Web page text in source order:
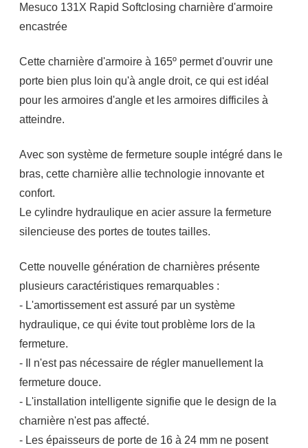
Mesuco 131X Rapid Softclosing charnière d'armoire
encastrée
Cette charnière d'armoire à 165º permet d'ouvrir une
porte bien plus loin qu'à angle droit, ce qui est idéal
pour les armoires d'angle et les armoires difficiles à
atteindre.
Avec son système de fermeture souple intégré dans le
bras, cette charnière allie technologie innovante et
confort.
Le cylindre hydraulique en acier assure la fermeture
silencieuse des portes de toutes tailles.
Cette nouvelle génération de charnières présente
plusieurs caractéristiques remarquables :
- L'amortissement est assuré par un système
hydraulique, ce qui évite tout problème lors de la
fermeture.
- Il n'est pas nécessaire de régler manuellement la
fermeture douce.
- L'installation intelligente signifie que le design de la
charnière n'est pas affecté.
- Les épaisseurs de porte de 16 à 24 mm ne posent